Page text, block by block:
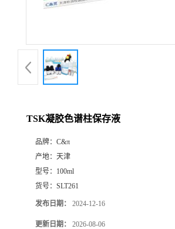
TSK凝胶色谱柱保存液
品牌： C&π
产地： 天津
型号： 100ml
货号： SLT261
发布日期： 2024-12-16
更新日期： 2026-08-06